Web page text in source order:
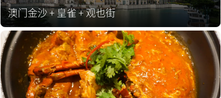
澳门金沙 + 皇雀 + 观也街